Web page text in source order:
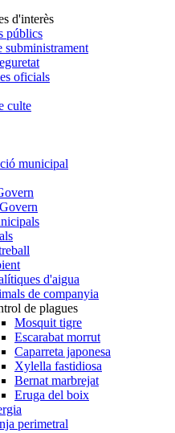
d'interès
públics
subministrament
oficials
culte
municipal
d'aigua
de companyia
de plagues
Mosquit tigre
Escarabat morrut
Caparreta japonesa
Xylella fastidiosa
Bernat marbrejat
Eruga del boix
perimetral